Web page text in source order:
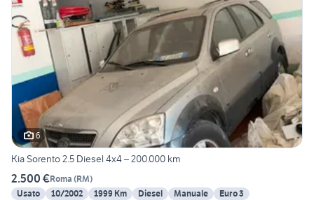
6
Kia Sorento 2.5 Diesel 4x4 – 200.000 km
2.500 €Roma (RM)
Usato
10/2002 1999 Km Diesel Manuale Euro 3